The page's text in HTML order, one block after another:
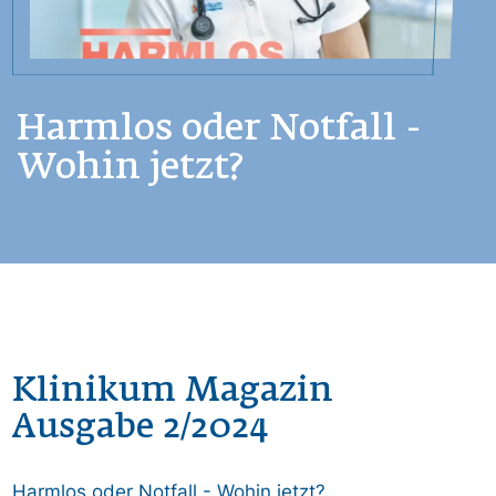
Harmlos oder Notfall -
Wohin jetzt?
Klinikum Magazin
Ausgabe 2/2024
Harmlos oder Notfall - Wohin jetzt?